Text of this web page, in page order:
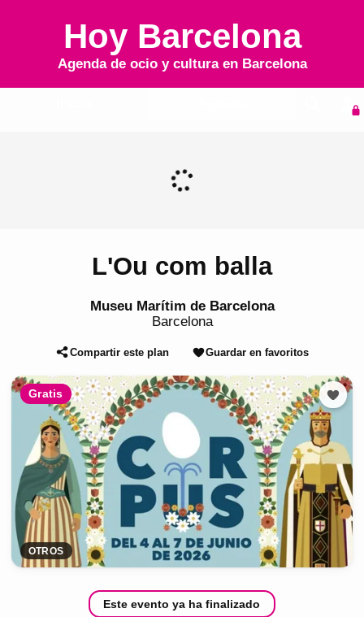
Hoy Barcelona
Agenda de ocio y cultura en Barcelona
L'Ou com balla
Museu Marítim de Barcelona
Barcelona
Compartir este plan Guardar en favoritos
Gratis
OTROS
Este evento ya ha finalizado